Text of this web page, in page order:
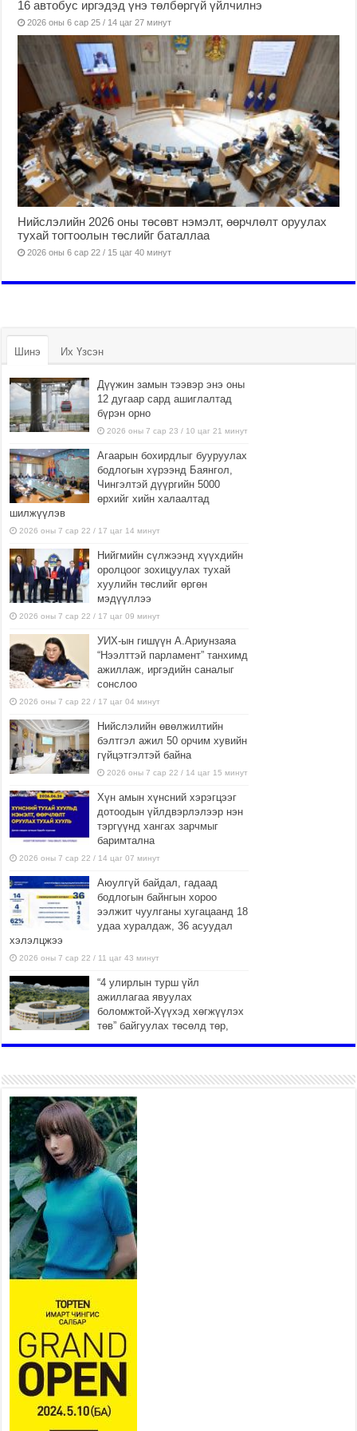
16 автобус иргэдэд үнэ төлбөргүй үйлчилнэ
2026 оны 6 сар 25 / 14 цаг 27 минут
Нийслэлийн 2026 оны төсөвт нэмэлт, өөрчлөлт оруулах
тухай тогтоолын төслийг баталлаа
2026 оны 6 сар 22 / 15 цаг 40 минут
Шинэ Их Үзсэн
Дүүжин замын тээвэр энэ оны
12 дугаар сард ашиглалтад
бүрэн орно
2026 оны 7 сар 23 / 10 цаг 21 минут
Агаарын бохирдлыг бууруулах
бодлогын хүрээнд Баянгол,
Чингэлтэй дүүргийн 5000
өрхийг хийн халаалтад
шилжүүлэв
2026 оны 7 сар 22 / 17 цаг 14 минут
Нийгмийн сүлжээнд хүүхдийн
оролцоог зохицуулах тухай
хуулийн төслийг өргөн
мэдүүллээ
2026 оны 7 сар 22 / 17 цаг 09 минут
УИХ-ын гишүүн А.Ариунзаяа
“Нээлттэй парламент” танхимд
ажиллаж, иргэдийн саналыг
сонслоо
2026 оны 7 сар 22 / 17 цаг 04 минут
Нийслэлийн өвөлжилтийн
бэлтгэл ажил 50 орчим хувийн
гүйцэтгэлтэй байна
2026 оны 7 сар 22 / 14 цаг 15 минут
Хүн амын хүнсний хэрэгцээг
дотоодын үйлдвэрлэлээр нэн
тэргүүнд хангах зарчмыг
баримтална
2026 оны 7 сар 22 / 14 цаг 07 минут
Аюулгүй байдал, гадаад
бодлогын байнгын хороо
ээлжит чуулганы хугацаанд 18
удаа хуралдаж, 36 асуудал
хэлэлцжээ
2026 оны 7 сар 22 / 11 цаг 43 минут
“4 улирлын турш үйл
ажиллагаа явуулах
боломжтой-Хүүхэд хөгжүүлэх
төв” байгуулах төсөлд төр,
Б.Пүрэвдагва: “Урт цагаан”-ыг
залуучууд чөлөөт цагаа
өнгөрүүлдэг, жуулчид зорьж
ирдэг цэг болгоно
2026 оны 7 сар 21 / 16 цаг 47 минут
Тусгай замын автобус /BRT/ төслийн удирдах
хорооны ээлжит хуралдаан боллоо
2026 оны 7 сар 21 / 16 цаг 43 минут
Ерөнхий сайд Н.Учрал БНХАУ-аас Монгол Улсад
суугаа Элчин сайд Шэнь Миньжюанийг хүлээн
авч уулзав
БҮГД НАЙРАМДАХ ТАЖИКИСТАН УЛСТАЙ
ЭДИЙН ЗАСГИЙН ХАМТЫН АЖИЛЛАГААГ
ӨРГӨЖҮҮЛНЭ
2026 оны 7 сар 21 / 16 цаг 34 минут
26,992 суралцагч хотхоны бага сургуульд, 8100
суралцагч төрөлжсөн ахлах сургуульд
суралцана
2026 оны 7 сар 21 / 13 цаг 43 минут